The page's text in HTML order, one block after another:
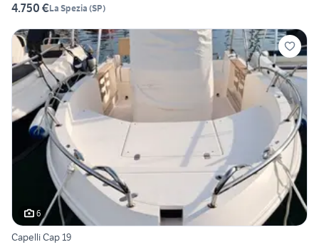
4.750 €La Spezia (SP)
6
Capelli Cap 19